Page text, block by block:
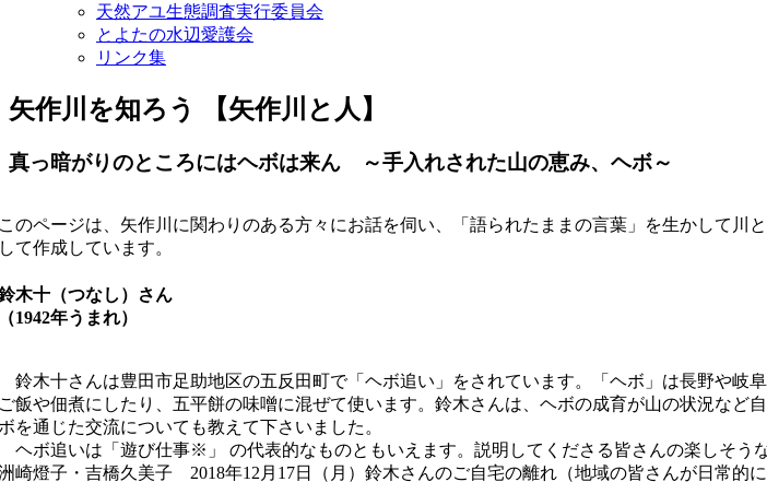
天然アユ生態調査実行委員会
とよたの水辺愛護会
リンク集
矢作川を知ろう 【矢作川と人】
真っ暗がりのところにはヘボは来ん ～手入れされた山の恵み、ヘボ～
のページは、矢作川に関わりのある方々にお話を伺い、「語られたままの言葉」を生かして川
て作成しています。
木十（つなし）さん
1942年うまれ）
木十さんは豊田市足助地区の五反田町で「ヘボ追い」をされています。「ヘボ」は長野や岐
飯や佃煮にしたり、五平餅の味噌に混ぜて使います。鈴木さんは、ヘボの成育が山の状況など
を通じた交流についても教えて下さいました。
ボ追いは「遊び仕事※」 の代表的なものともいえます。説明してくださる皆さんの楽しそう
崎燈子・吉橋久美子 2018年12月17日（月）鈴木さんのご自宅の離れ（地域の皆さんが日常的